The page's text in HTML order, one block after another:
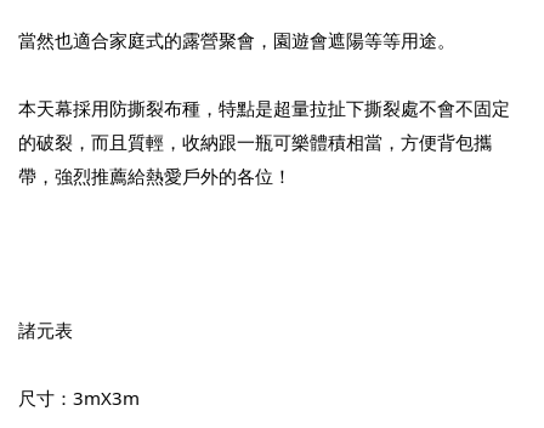
當然也適合家庭式的露營聚會，園遊會遮陽等等用途。
本天幕採用防撕裂布種，特點是超量拉扯下撕裂處不會不固定
的破裂，而且質輕，收納跟一瓶可樂體積相當，方便背包攜
帶，強烈推薦給熱愛戶外的各位！
諸元表
尺寸：3mX3m